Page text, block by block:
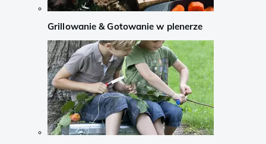
Grillowanie & Gotowanie w plenerze